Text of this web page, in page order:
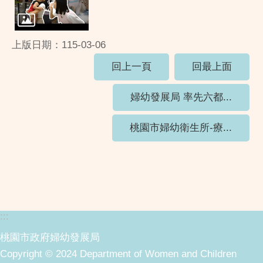
上版日期：115-03-06
回上一頁
回最上面
婦幼發展局 率先六都...
桃園市婦幼衛生所-療...
:::
桃園市政府婦幼發展局
Copyright © 2024 Department of Women and Children